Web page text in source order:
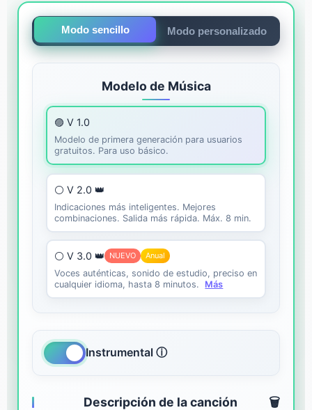
Modo sencillo Modo personalizado
Modelo de Música
🟣 V 1.0
Modelo de primera generación para usuarios
gratuitos. Para uso básico.
⚪ V 2.0 👑
Indicaciones más inteligentes. Mejores
combinaciones. Salida más rápida. Máx. 8 min.
⚪ V 3.0 👑 NUEVO Anual
Voces auténticas, sonido de estudio, preciso en
cualquier idioma, hasta 8 minutos.
Más
Instrumental ⓘ
Descripción de la canción 🗑️